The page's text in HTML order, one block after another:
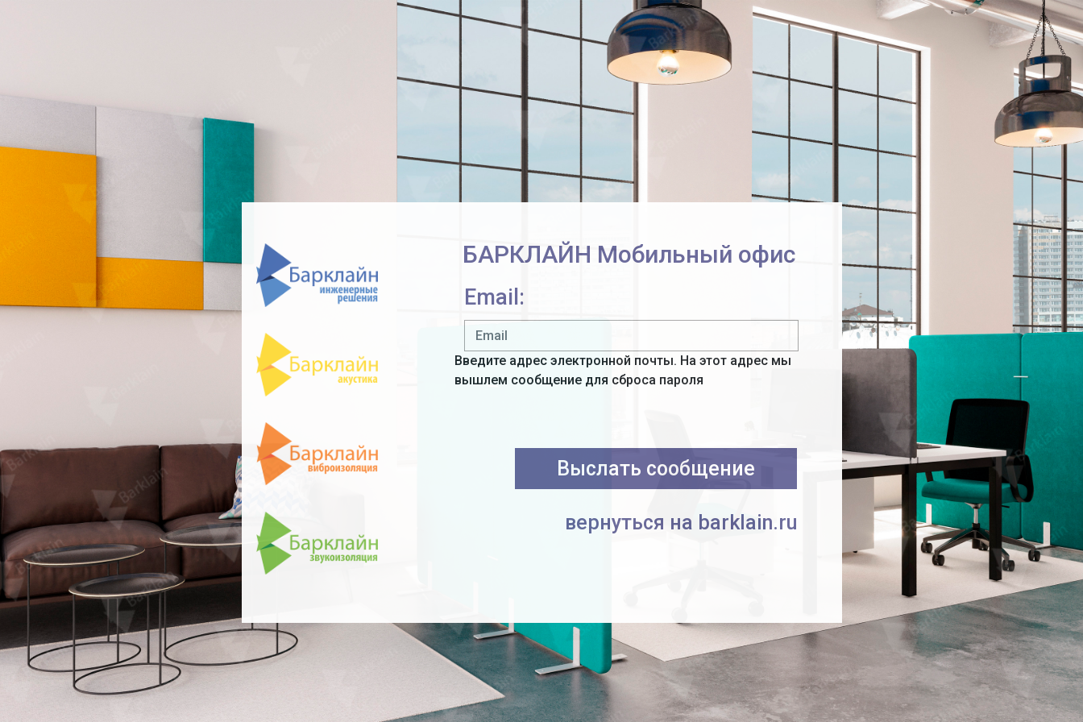
БАРКЛАЙН Мобильный офис
Email:
Введите адрес электронной почты. На этот адрес мы
вышлем сообщение для сброса пароля
Выслать сообщение
вернуться на barklain.ru